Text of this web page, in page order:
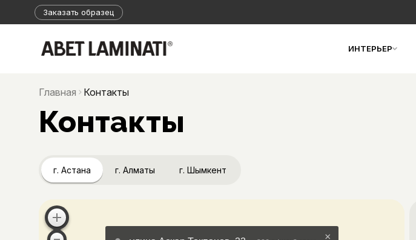
Заказать образец
ИНТЕРЬЕР
Главная Контакты
Контакты
г. Астана г. Алматы г. Шымкент